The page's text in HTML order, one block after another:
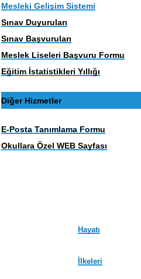
Mesleki Gelişim Sistemi
Sınav Duyuruları
Sınav Başvuruları
Meslek Liseleri Başvuru Formu
Eğitim İstatistikleri Yıllığı
Diğer Hizmetler
E-Posta Tanımlama Formu
Okullara Özel WEB Sayfası
Hayatı
İlkeleri